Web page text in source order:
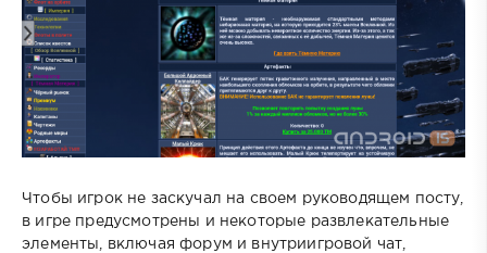
Чтобы игрок не заскучал на своем руководящем посту,
в игре предусмотрены и некоторые развлекательные
элементы, включая форум и внутриигровой чат,